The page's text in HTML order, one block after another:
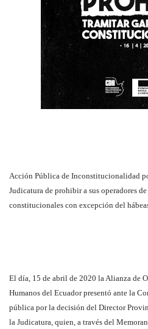
Acción Pública de Inconstitucionalidad
Judicatura de prohibir a sus operadores
constitucionales con excepción del
El día, 15 de abril de 2020 la Alianza de
Humanos del Ecuador presentó ante la
pública por la decisión del Director
la Judicatura, quien, a través del